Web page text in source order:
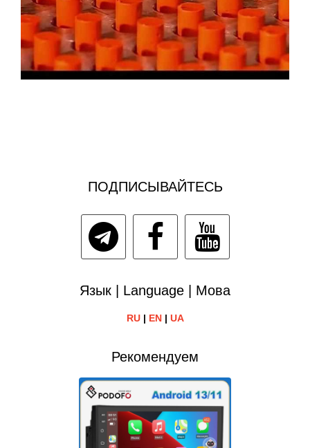
ПОДПИСЫВАЙТЕСЬ
Язык | Language | Мова
RU| EN| UA
Рекомендуем